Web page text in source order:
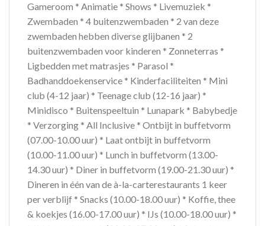
Gameroom * Animatie * Shows * Livemuziek *
Zwembaden * 4 buitenzwembaden * 2 van deze
zwembaden hebben diverse glijbanen * 2
buitenzwembaden voor kinderen * Zonneterras *
Ligbedden met matrasjes * Parasol *
Badhanddoekenservice * Kinderfaciliteiten * Mini
club (4-12 jaar) * Teenage club (12-16 jaar) *
Minidisco * Buitenspeeltuin * Lunapark * Babybedje
* Verzorging * All Inclusive * Ontbijt in buffetvorm
(07.00-10.00 uur) * Laat ontbijt in buffetvorm
(10.00-11.00 uur) * Lunch in buffetvorm (13.00-
14.30 uur) * Diner in buffetvorm (19.00-21.30 uur) *
Dineren in één van de à-la-carterestaurants 1 keer
per verblijf * Snacks (10.00-18.00 uur) * Koffie, thee
& koekjes (16.00-17.00 uur) * IJs (10.00-18.00 uur) *